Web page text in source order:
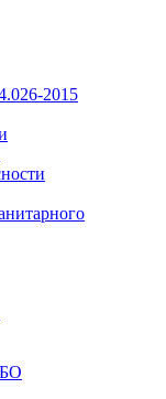
2015